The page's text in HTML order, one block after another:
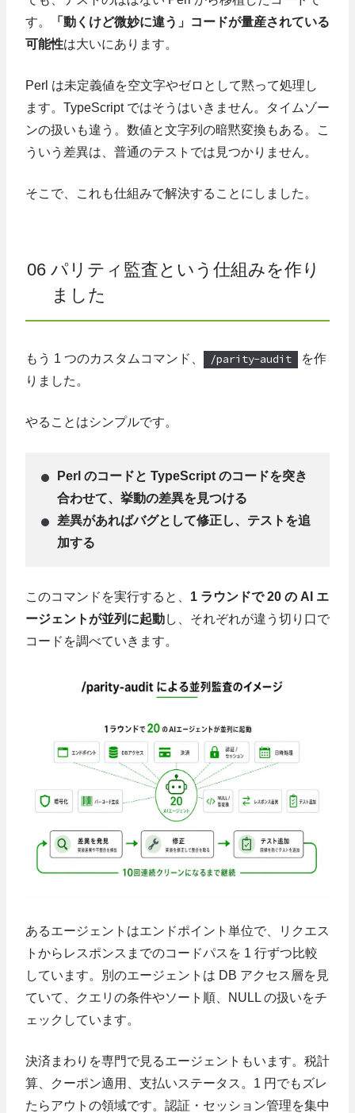
す。
「動くけど微妙に違う」コードが量産されている
可能性は大いにあります。
Perl は未定義値を空文字やゼロとして黙って処理し
ます。TypeScript ではそうはいきません。タイムゾー
ンの扱いも違う。数値と文字列の暗黙変換もある。こ
ういう差異は、普通のテストでは見つかりません。
そこで、これも仕組みで解決することにしました。
06 パリティ監査という仕組みを作り
ました
もう 1 つのカスタムコマンド、 /parity-audit
を作
りました。
やることはシンプルです。
Perl のコードと TypeScript のコードを突き
合わせて、挙動の差異を見つける
差異があればバグとして修正し、テストを追
加する
このコマンドを実行すると、 1 ラウンドで 20 の AI エ
ージェントが並列に起動し、それぞれが違う切り口で
コードを調べていきます。
あるエージェントはエンドポイント単位で、リクエス
トからレスポンスまでのコードパスを 1 行ずつ比較
しています。別のエージェントは DB アクセス層を見
ていて、クエリの条件やソート順、NULL の扱いをチ
ェックしています。
決済まわりを専門で見るエージェントもいます。税計
算、クーポン適用、支払いステータス。1 円でもズレ
たらアウトの領域です。認証・セッション管理を集中